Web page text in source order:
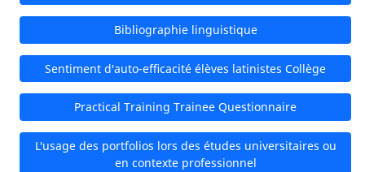
Bibliographie linguistique
Sentiment d'auto-efficacité élèves latinistes Collège
Practical Training Trainee Questionnaire
L'usage des portfolios lors des études universitaires ou
en contexte professionnel